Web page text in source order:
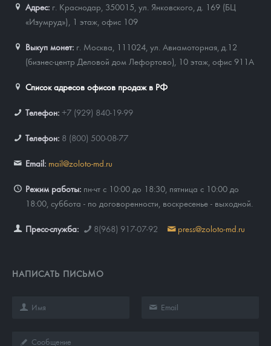
Адрес: г. Краснодар, 350015 ул. Янковского, д. 169 (БЦ
«Изумруд»), 1 этаж, офис 109
Выкуп монет: г. Москва, 111024, ул. Авиамоторная, д.12
(бизнес-центр Деловой дом Лефортово), 10 этаж, офис 911А
Список адресов офисов продаж в РФ
Телефон: +7 (929) 840-19-99
Телефон: 8 (800) 500-08-77
Email: mail@zoloto-md.ru
Режим работы: пн-чт с 10:00 до 18:30, пятница с 10:00 до
18:00, суббота - по договоренности, воскресенье - выходной.
Пресс-служба: 8(968) 917-07-92 press@zoloto-md.ru
НАПИСАТЬ ПИСЬМО